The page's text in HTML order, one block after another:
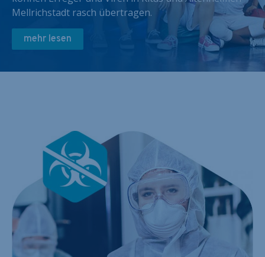
Mellrichstadt rasch übertragen.
mehr lesen